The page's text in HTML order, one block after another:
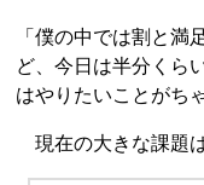
「僕の中では割と満
ど、今日は半分くら
はやりたいことがち
現在の大きな課題